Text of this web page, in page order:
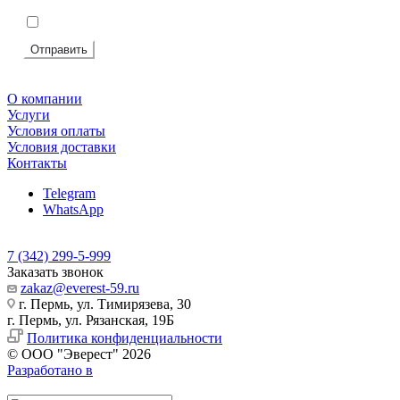
Отправить
О компании
Услуги
Условия оплаты
Условия доставки
Контакты
Telegram
WhatsApp
7 (342) 299-5-999
Заказать звонок
zakaz@everest-59.ru
г. Пермь, ул. Тимирязева, 30
г. Пермь, ул. Рязанская, 19Б
Политика конфиденциальности
© ООО "Эверест" 2026
Разработано в